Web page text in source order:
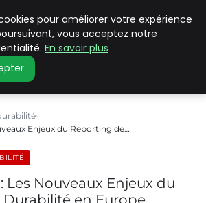
C ADVANCED
Enjeux du Reporting de…
Les Nouveaux Enjeux du
en Europe
pour améliorer votre expérience
vous acceptez notre
En savoir plus